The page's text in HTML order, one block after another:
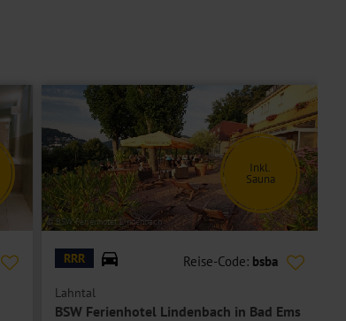
© BSW Ferienhotel Lindenbach
Inkl.
Sauna
RRR Reise-Code: bsba
Lahntal
BSW Ferienhotel Lindenbach in Bad Ems